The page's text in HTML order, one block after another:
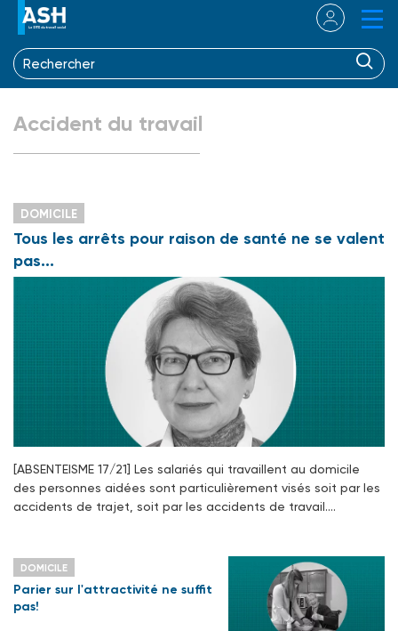
Accident du travail
DOMICILE
Tous les arrêts pour raison de santé ne se valent
pas...
[ABSENTEISME 17/21] Les salariés qui travaillent au domicile
des personnes aidées sont particulièrement visés soit par les
accidents de trajet, soit par les accidents de travail.…
DOMICILE
Parier sur l'attractivité ne suffit
pas!